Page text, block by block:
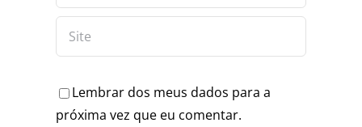
Lembrar dos meus dados para a
próxima vez que eu comentar.